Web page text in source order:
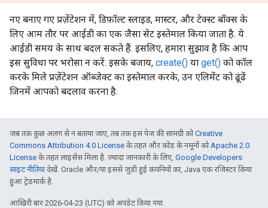
नए बनाए गए प्रज़ेंटेशन में, डिफ़ॉल्ट स्लाइड, मास्टर, और टेक्स्ट बॉक्स के
लिए आम तौर पर आईडी का एक जैसा सेट इस्तेमाल किया जाता है. ये
आईडी समय के साथ बदल सकते हैं. इसलिए, हमारा सुझाव है कि आप
इस सुविधा पर भरोसा न करें. इसके बजाय, create() या get() को कॉल
करके मिले प्रज़ेंटेशन ऑब्जेक्ट का इस्तेमाल करके, उन एलिमेंट को ढूंढें
जिनमें आपको बदलाव करना है.
जब तक कुछ अलग से न बताया जाए, तब तक इस पेज की सामग्री कोCreative
Commons Attribution 4.0 License के तहत और कोड के नमूनों कोApache 2.0
License के तहत लाइसेंस मिला है. ज़्यादा जानकारी के लिए, Google Developers
साइट नीतियांदेखें. Oracle और/या इससे जुड़ी हुई कंपनियों का, Java एक रजिस्टर किया
हुआ ट्रेडमार्क है.
आखिरी बार 2026-04-23 (UTC) को अपडेट किया गया.